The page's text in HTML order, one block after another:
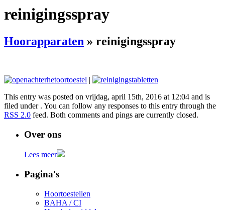
reinigingsspray
Hoorapparaten » reinigingsspray
|
This entry was posted on vrijdag, april 15th, 2016 at 12:04 and is
filed under . You can follow any responses to this entry through the
RSS 2.0 feed. Both comments and pings are currently closed.
Over ons
Lees meer
Pagina's
Hoortoestellen
BAHA / CI